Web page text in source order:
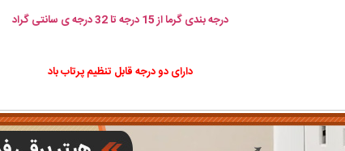
درجه بندی گرما از 15 درجه تا 32 درجه ی سانتی گراد
دارای دو درجه قابل تنظیم پرتاب باد